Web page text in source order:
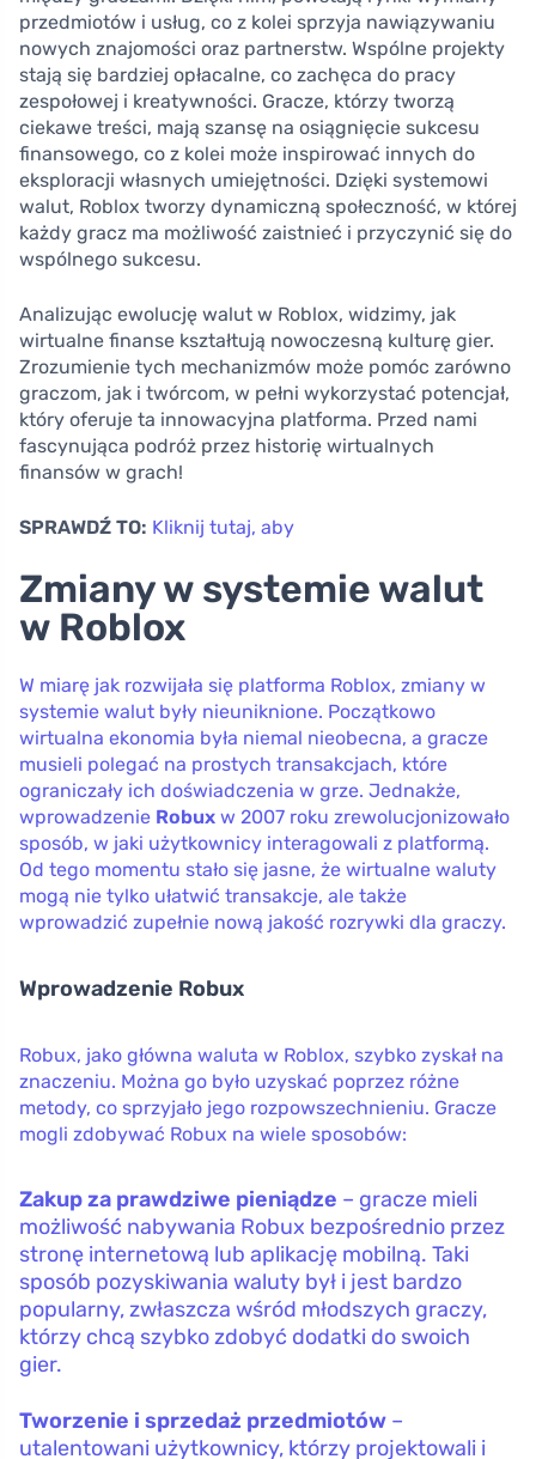
przedmiotów i usług, co z kolei sprzyja nawiązywaniu
nowych znajomości oraz partnerstw. Wspólne projekty
stają się bardziej opłacalne, co zachęca do pracy
zespołowej i kreatywności. Gracze, którzy tworzą
ciekawe treści, mają szansę na osiągnięcie sukcesu
finansowego, co z kolei może inspirować innych do
eksploracji własnych umiejętności. Dzięki systemowi
walut, Roblox tworzy dynamiczną społeczność, w której
każdy gracz ma możliwość zaistnieć i przyczynić się do
wspólnego sukcesu.
Analizując ewolucję walut w Roblox, widzimy, jak
wirtualne finanse kształtują nowoczesną kulturę gier.
Zrozumienie tych mechanizmów może pomóc zarówno
graczom, jak i twórcom, w pełni wykorzystać potencjał,
który oferuje ta innowacyjna platforma. Przed nami
fascynująca podróż przez historię wirtualnych
finansów w grach!
SPRAWDŹ TO: Kliknij tutaj, aby
Zmiany w systemie walut
w Roblox
W miarę jak rozwijała się platforma Roblox, zmiany w
systemie walut były nieuniknione. Początkowo
wirtualna ekonomia była niemal nieobecna, a gracze
musieli polegać na prostych transakcjach, które
ograniczały ich doświadczenia w grze. Jednakże,
wprowadzenie Robux w 2007 roku zrewolucjonizowało
sposób, w jaki użytkownicy interagowali z platformą.
Od tego momentu stało się jasne, że wirtualne waluty
mogą nie tylko ułatwić transakcje, ale także
wprowadzić zupełnie nową jakość rozrywki dla graczy.
Wprowadzenie Robux
Robux, jako główna waluta w Roblox, szybko zyskał na
znaczeniu. Można go było uzyskać poprzez różne
metody, co sprzyjało jego rozpowszechnieniu. Gracze
mogli zdobywać Robux na wiele sposobów:
Zakup za prawdziwe pieniądze – gracze mieli
możliwość nabywania Robux bezpośrednio przez
stronę internetową lub aplikację mobilną. Taki
sposób pozyskiwania waluty był i jest bardzo
popularny, zwłaszcza wśród młodszych graczy,
którzy chcą szybko zdobyć dodatki do swoich
gier.
Tworzenie i sprzedaż przedmiotów –
utalentowani użytkownicy, którzy projektowali i